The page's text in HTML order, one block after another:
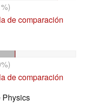
de comparación
de comparación
Physics